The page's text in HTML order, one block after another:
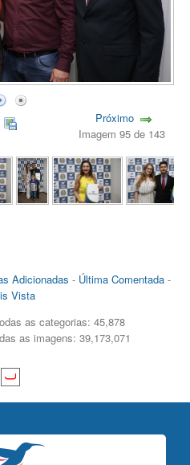
Próximo
Imagem 95 de 143
Adicionadas - Última Comentada-
Vista
as categorias: 45,878
as imagens: 39,173,071